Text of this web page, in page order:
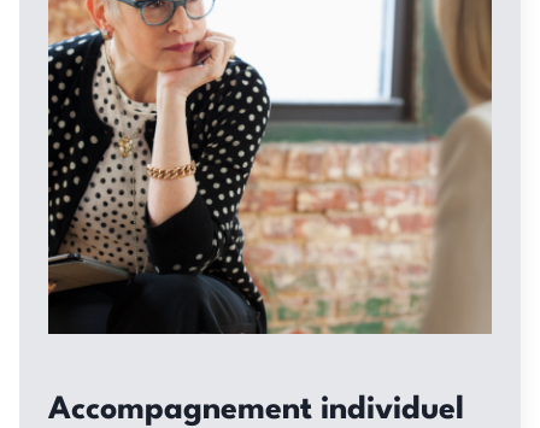
Accompagnement individuel